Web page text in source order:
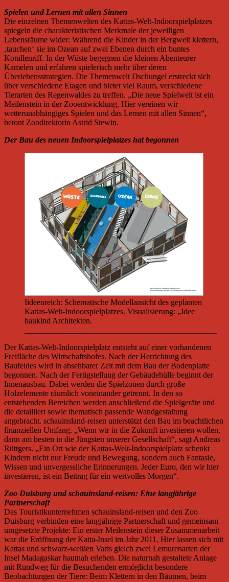
Spielen und Lernen mit allen Sinnen
Die einzelnen Themenwelten des Kattas-Welt-Indoorspielplatzes
spiegeln die charakteristischen Merkmale der jeweiligen
Lebensräume wider: Während die Kinder in der Bergwelt klettern,
‚tauchen‘ sie im Ozean auf zwei Ebenen durch ein buntes
Korallenriff. In der Wüste begegnen die kleinen Abenteurer
Kamelen und erfahren spielerisch mehr über deren
Überlebensstrategien. Die Themenwelt Dschungel erstreckt sich
über verschiedene Etagen und bietet viel Raum, verschiedene
Tierarten des Regenwaldes zu treffen. „Die neue Spielwelt ist ein
Meilenstein in der Zooentwicklung. Hier vereinen wir
wetterunabhängiges Spielen und das Lernen mit allen Sinnen“,
betont Zoodirektorin Astrid Stewin.
Der Bau des neuen Indoorspielplatzes hat begonnen
Iideenreich: Schematische Modellansicht des geplanten
Kattas-Welt-Indoorspielplatzes. Visualisierung: „Idee
baukind Architekten.
Der Kattas-Welt-Indoorspielplatz entsteht auf einer vorhandenen
Freifläche des Wirtschaftshofes. Nach der Herrichtung des
Baufeldes wird in absehbarer Zeit mit dem Bau der Bodenplatte
begonnen. Nach der Fertigstellung der Gebäudehülle beginnt der
Innenausbau. Dabei werden die Spielzonen durch große
Holzelemente räumlich voneinander getrennt. In den so
entstehenden Bereichen werden anschließend die Spielgeräte und
die detailliert sowie thematisch passende Wandgestaltung
angebracht. schauinsland-reisen unterstützt den Bau im beachtlichen
finanziellen Umfang. „Wenn wir in die Zukunft investieren wollen,
dann am besten in die Jüngsten unserer Gesellschaft“, sagt Andreas
Rüttgers. „Ein Ort wie der Kattas-Welt-Indoorspielplatz schenkt
Kindern nicht nur Freude und Bewegung, sondern auch Fantasie,
Wissen und unvergessliche Erinnerungen. Jeder Euro, den wir hier
investieren, ist ein Beitrag für ein wertvolles Morgen“.
Zoo Duisburg und schauinsland-reisen: Eine langjährige
Partnerschaft
Das Touristikunternehmen schauinsland-reisen und den Zoo
Duisburg verbinden eine langjährige Partnerschaft und gemeinsam
umgesetzte Projekte: Ein erster Meilenstein dieser Zusammenarbeit
war die Eröffnung der Katta-Insel im Jahr 2011. Hier lassen sich mit
Kattas und schwarz-weißen Varis gleich zwei Lemurenarten der
Insel Madagaskar hautnah erleben. Die naturnah gestaltete Anlage
mit Rundweg für die Besuchenden ermöglicht besondere
Beobachtungen der Tiere: Beim Klettern in den Bäumen, beim